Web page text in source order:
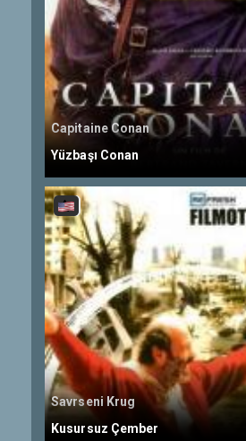
Capitaine Conan
Yüzbaşı Conan
Savrseni Krug
Kusursuz Çember